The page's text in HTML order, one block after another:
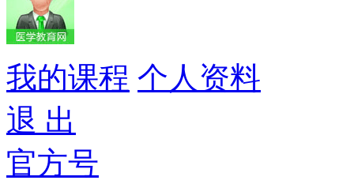
我的课程 个人资料
退 出
官方号